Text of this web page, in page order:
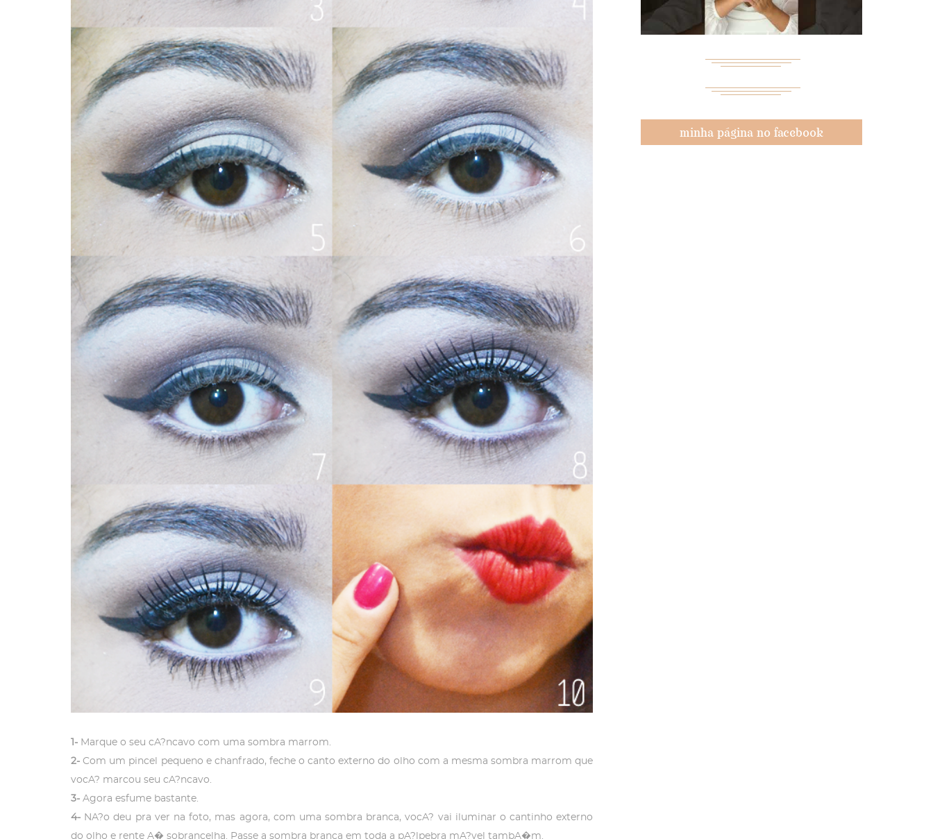
1- Marque o seu cA?ncavo com uma sombra marrom.
2-Com um pincel pequeno e chanfrado, feche o canto externo do olho com a mesma sombra marrom que
vocA? marcou seu cA?ncavo.
3- Agora esfume bastante.
4- NA?o deu pra ver na foto, mas agora, com uma sombra branca, vocA? vai iluminar o cantinho externo
do olho e rente A� sobrancelha. Passe a sombra branca em toda a pA?lpebra mA?vel tambA�m.
minha página no facebook